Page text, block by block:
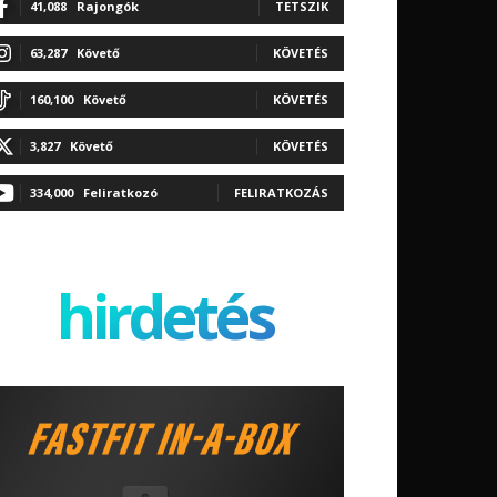
41,088 Rajongók TETSZIK
63,287 Követő KÖVETÉS
160,100 Követő KÖVETÉS
3,827 Követő KÖVETÉS
334,000 Feliratkozó FELIRATKOZÁS
hirdetés